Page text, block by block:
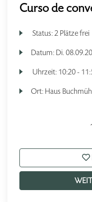
Curso de
Status:2 Plätze frei
Datum: Di.
Uhrzeit: 10:20 -
Ort: Haus